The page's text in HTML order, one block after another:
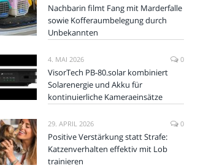
Nachbarin filmt Fang mit Marderfalle
sowie Kofferaumbelegung durch
Unbekannten
4. MAI 2026 0
VisorTech PB-80.solar kombiniert
Solarenergie und Akku für
kontinuierliche Kameraeinsätze
29. APRIL 2026 0
Positive Verstärkung statt Strafe:
Katzenverhalten effektiv mit Lob
trainieren